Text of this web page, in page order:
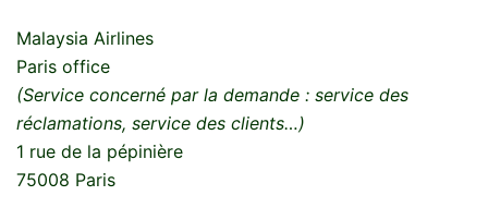
Malaysia Airlines
Paris office
(Service concerné par la demande : service des
réclamations, service des clients…)
1 rue de la pépinière
75008 Paris